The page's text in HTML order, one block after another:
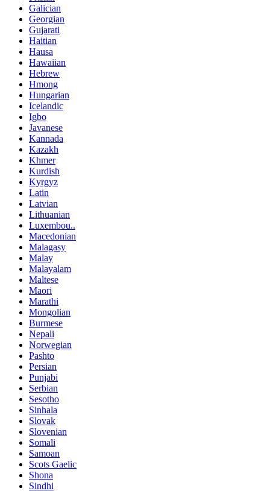
Galician
Georgian
Gujarati
Haitian
Hausa
Hawaiian
Hebrew
Hmong
Hungarian
Icelandic
Igbo
Javanese
Kannada
Kazakh
Khmer
Kurdish
Kyrgyz
Latin
Latvian
Lithuanian
Luxembou..
Macedonian
Malagasy
Malay
Malayalam
Maltese
Maori
Marathi
Mongolian
Burmese
Nepali
Norwegian
Pashto
Persian
Punjabi
Serbian
Sesotho
Sinhala
Slovak
Slovenian
Somali
Samoan
Scots Gaelic
Shona
Sindhi